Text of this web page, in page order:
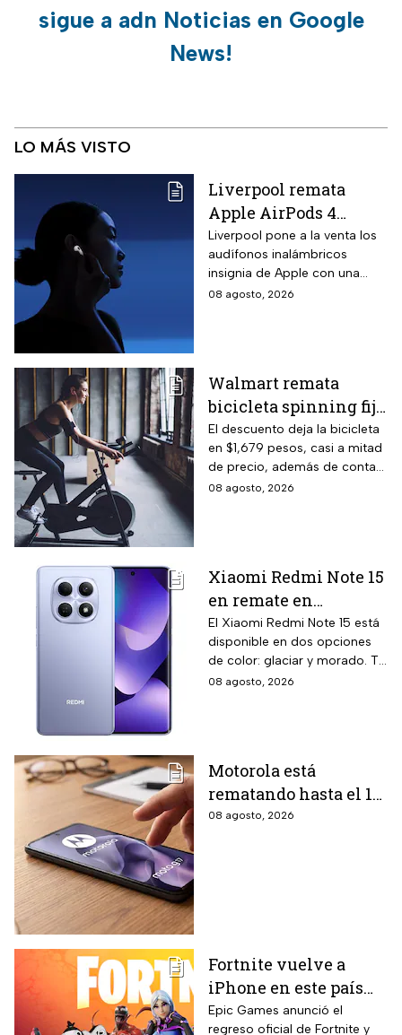
sigue a adn Noticias en Google
News!
LO MÁS VISTO
Liverpool remata
Apple AirPods 4
inalámbricos con 20%
descuento y hasta 16
MSI
Liverpool pone a la venta los
audífonos inalámbricos
insignia de Apple con una
rebaja considerable y
08 agosto, 2026
Walmart remata
bicicleta spinning fija
con monitoreo de
velocidad, calorías y
pulso, ideal para hacer
cardio en casa
El descuento deja la bicicleta
en $1,679 pesos, casi a mitad
de precio, además de contar
el beneficio de meses sin
08 agosto, 2026
Xiaomi Redmi Note 15
en remate en
Liverpool: 256 GB de
almacenamiento,
cámara de 108 MP y
carga rápida
El Xiaomi Redmi Note 15 está
disponible en dos opciones
de color: glaciar y morado. Te
contamos todos los detalles
08 agosto, 2026
Motorola está
rematando hasta el 19
de agosto el celular
08 agosto, 2026
Fortnite vuelve a
iPhone en este país
latinoamericano tras
Epic Games anunció el
regreso oficial de Fortnite y